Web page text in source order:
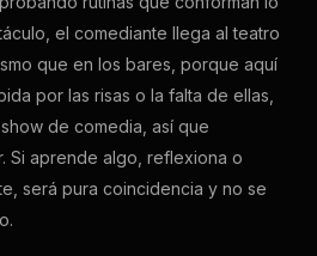
el comediante llega al teatro
que en los bares, porque aquí
por las risas o la falta de ellas,
de comedia, así que
Si aprende algo, reflexiona o
será pura coincidencia y no se